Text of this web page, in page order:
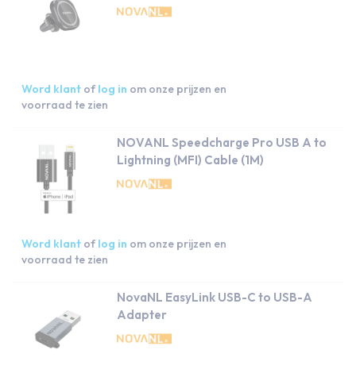
Word klant of log in om onze prijzen en
voorraad te zien
NOVANL Speedcharge Pro USB A to
Lightning (MFI) Cable (1M)
Word klant of log in om onze prijzen en
voorraad te zien
NovaNL EasyLink USB-C to USB-A
Adapter